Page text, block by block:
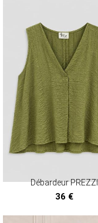
Débardeur PREZZI
36 €